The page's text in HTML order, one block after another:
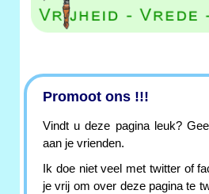
Promoot ons !!!
Vindt u deze pagina leuk?
aan je vrienden.
Ik doe niet veel met twitter of
je vrij om over deze pagina te